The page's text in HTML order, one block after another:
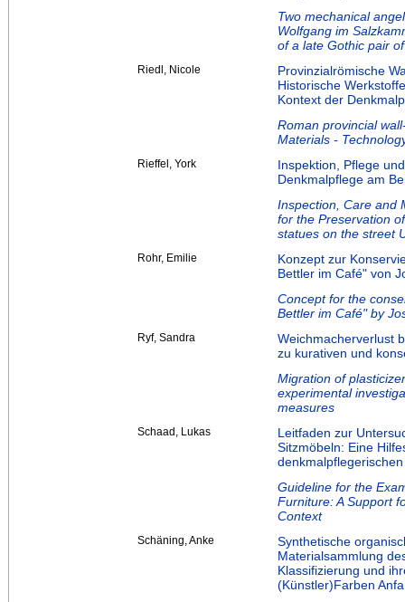
Two mechanical
Wolfgang im
of a late Gothic pair
Riedl, Nicole
Provinzialrömische
Historische
Kontext der
Roman provincial
Materials -
Rieffel, York
Inspektion, Pflege
Denkmalpflege am
Inspection, Care and
for the Preservation
statues on the street
Rohr, Emilie
Konzept zur
Bettler im Café" von
Concept for the
Bettler im Café" by
Ryf, Sandra
Weichmacherverlust
zu kurativen und
Migration of
experimental
measures
Schaad, Lukas
Leitfaden zur
Sitzmöbeln: Eine
Guideline for the
Furniture: A Support
Context
Schäning, Anke
Synthetische
Materialsammlung
Klassifizierung und
(Künstler)Farben